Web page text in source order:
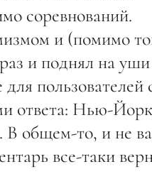
соревнований.
и (помимо
и поднял на
пользователей
ответа: Нью-
общем-то, и не
все-таки